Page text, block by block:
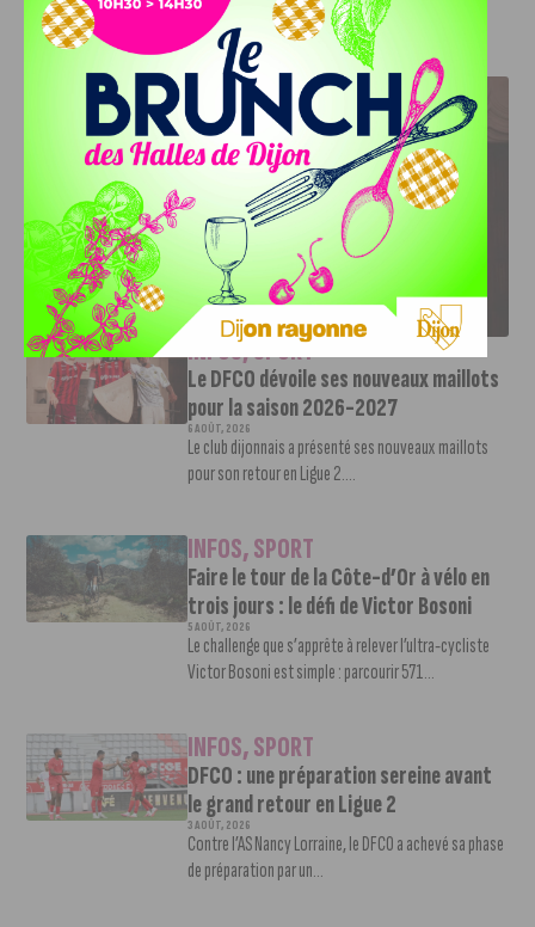
J'AIME LE DFCO
LE DFCO DÉVOILE SES NOUVEAUX MAILLOTS POUR LA
SAISON 2026-2027
INFOS,SPORT
Le DFCO dévoile ses nouveaux maillots
pour la saison 2026-2027
6 AOÛT, 2026
Le club dijonnais a présenté ses nouveaux maillots
pour son retour en Ligue 2....
INFOS,SPORT
Faire le tour de la Côte-d’Or à vélo en
trois jours : le défi de Victor Bosoni
5 AOÛT, 2026
Le challenge que s’apprête à relever l’ultra-cycliste
Victor Bosoni est simple : parcourir 571...
INFOS,SPORT
DFCO : une préparation sereine avant
le grand retour en Ligue 2
3 AOÛT, 2026
Contre l’AS Nancy Lorraine, le DFCO a achevé sa phase
de préparation par un...